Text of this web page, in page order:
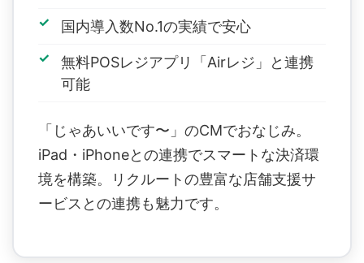
国内導入数No.1の実績で安心
無料POSレジアプリ「Airレジ」と連携
可能
「じゃあいいです〜」のCMでおなじみ。
iPad・iPhoneとの連携でスマートな決済環
境を構築。リクルートの豊富な店舗支援サ
ービスとの連携も魅力です。